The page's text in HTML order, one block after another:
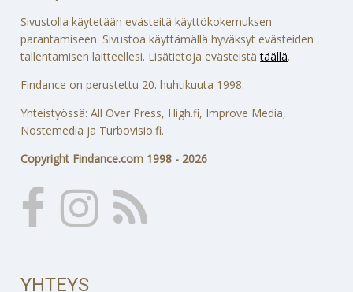
Sivustolla käytetään evästeitä käyttökokemuksen
parantamiseen. Sivustoa käyttämällä hyväksyt evästeiden
tallentamisen laitteellesi. Lisätietoja evästeistätäällä.
Findance on perustettu 20. huhtikuuta 1998.
Yhteistyössä: All Over Press, High.fi, Improve Media,
Nostemedia ja Turbovisio.fi.
Copyright Findance.com 1998 - 2026
YHTEYS